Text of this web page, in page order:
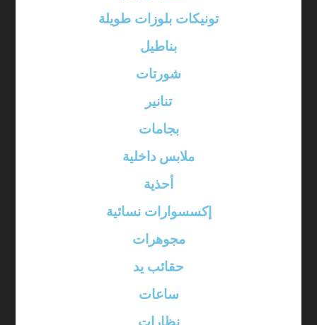
تونيكات بلوزات طويلة
بناطيل
شورتات
تنانير
بجامات
ملابس داخلية
أحذية
إكسسوارات نسائية
مجوهرات
حقائب يد
ساعات
نظارات